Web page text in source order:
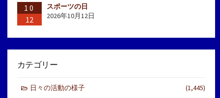
10
12
スポーツの日
2026年10月12日
カテゴリー
日々の活動の様子 (1,445)